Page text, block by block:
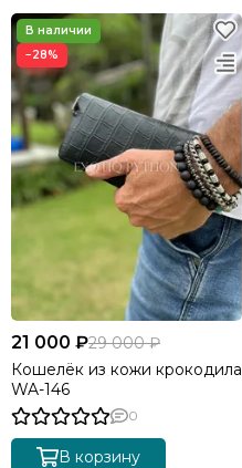
−28%
21 000 ₽29 000 ₽
Кошелёк из кожи крокодила
WA-146
0
В корзину